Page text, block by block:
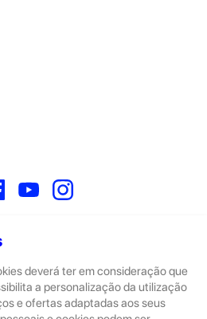
deverá ter em consideração que
a personalização da utilização
e ofertas adaptadas aos seus
FacebookYouTube
Sobre
produtos seminovos e novos Apple.